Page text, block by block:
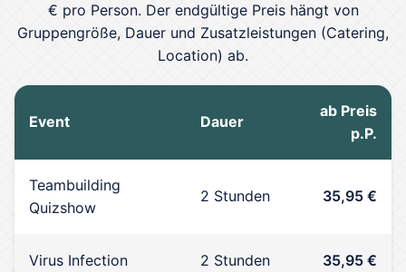
€ pro Person. Der endgültige Preis hängt von
Gruppengröße, Dauer und Zusatzleistungen (Catering,
Location) ab.
Event Dauer
ab Preis
p.P.
Teambuilding
Quizshow
2 Stunden 35,95 €
Virus Infection 2 Stunden 35,95 €